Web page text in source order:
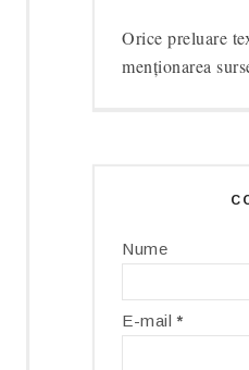
Orice preluare
menționarea
Nume
E-mail*